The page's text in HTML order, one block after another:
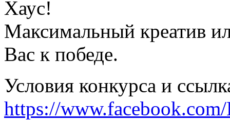
Хаус!
Максимальный креатив
Вас к победе.
Условия конкурса и
https://